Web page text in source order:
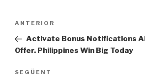
Entrada
anterior
ANTERIOR
Activate Bonus Notifications
Offer. Philippines Win Big Today
Entrada
SEGÜENT